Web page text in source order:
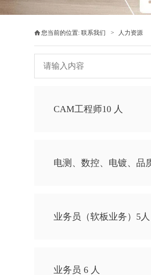
您当前的位置: 联系我们 > 人力资源
CAM工程师10 人
电测、数控、电镀、品
业务员（软板业务）5人
业务员 6 人